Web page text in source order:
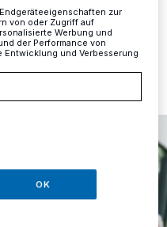
Lesezeit
zur
von oder Zugriff auf
Werbung und
der Performance von
und Verbesserung
OK